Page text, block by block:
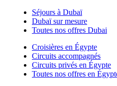
Séjours à Dubaï
Dubaï sur mesure
Toutes nos offres Dubai
Croisières en Égypte
Circuits accompagnés
Circuits privés en Égypte
Toutes nos offres en